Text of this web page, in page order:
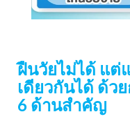
ฝืนวัยไม่ได้ แต่
เดียวกันได้ ด้ว
6 ด้านสำคัญ